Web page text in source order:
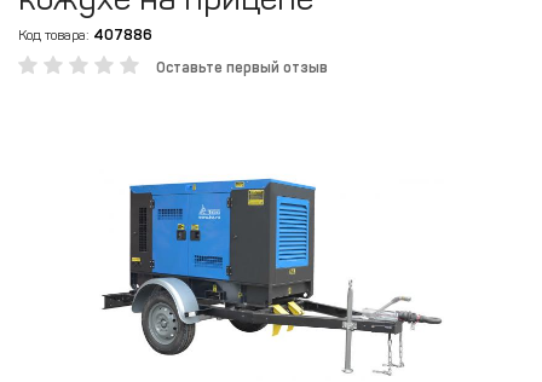
Код товара: 407886
Оставьте первый отзыв